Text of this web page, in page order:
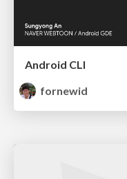
Android CLI
fornewid